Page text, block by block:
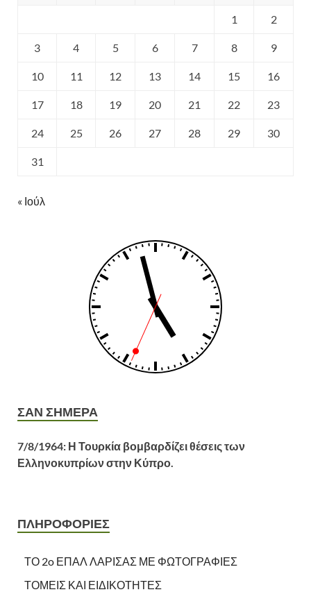
1 2
3 4 5 6 7 8 9
10 11 12 13 14 15 16
17 18 19 20 21 22 23
24 25 26 27 28 29 30
31
« Ιούλ
ΣΑΝ ΣΗΜΕΡΑ
7/8/1964: Η Τουρκία βομβαρδίζει θέσεις των
Ελληνοκυπρίων στην Κύπρο.
ΠΛΗΡΟΦΟΡΙΕΣ
ΤΟ 2o ΕΠΑΛ ΛΑΡΙΣΑΣ ΜΕ ΦΩΤΟΓΡΑΦΙΕΣ
ΤΟΜΕΙΣ ΚΑΙ ΕΙΔΙΚΟΤΗΤΕΣ